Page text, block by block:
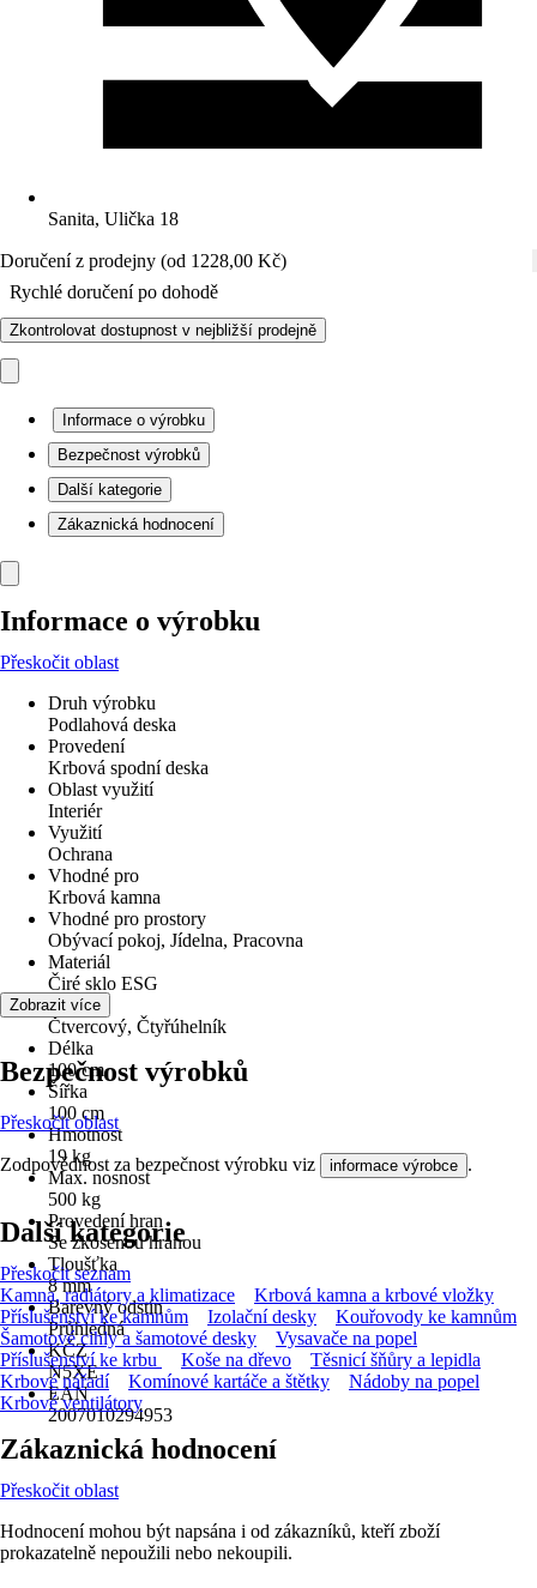
Sanita, Ulička 18
Doručení z prodejny (od 1228,00 Kč)
Rychlé doručení po dohodě
Zkontrolovat dostupnost v nejbližší prodejně
Informace o výrobku
Bezpečnost výrobků
Další kategorie
Zákaznická hodnocení
Informace o výrobku
Přeskočit oblast
Druh výrobku
Podlahová deska
Provedení
Krbová spodní deska
Oblast využití
Interiér
Využití
Ochrana
Vhodné pro
Krbová kamna
Vhodné pro prostory
Obývací pokoj, Jídelna, Pracovna
Materiál
Čiré sklo ESG
Tvar
Čtvercový, Čtyřúhelník
Délka
100 cm
Šířka
100 cm
Hmotnost
19 kg
Max. nosnost
500 kg
Provedení hran
Se zkosenou hranou
Tloušťka
8 mm
Barevný odstín
Průhledná
KČZ
N5XE
EAN
2007010294953
Zobrazit více
Bezpečnost výrobků
Přeskočit oblast
Zodpovědnost za bezpečnost výrobku viz informace výrobce .
Další kategorie
Přeskočit seznam
Kamna, radiátory a klimatizace
Krbová kamna a krbové vložky
Příslušenství ke kamnům
Izolační desky
Kouřovody ke kamnům
Šamotové cihly a šamotové desky
Vysavače na popel
Příslušenství ke krbu
Koše na dřevo
Těsnicí šňůry a lepidla
Krbové nářadí
Komínové kartáče a štětky
Nádoby na popel
Krbové ventilátory
Zákaznická hodnocení
Přeskočit oblast
Hodnocení mohou být napsána i od zákazníků, kteří zboží
prokazatelně nepoužili nebo nekoupili.